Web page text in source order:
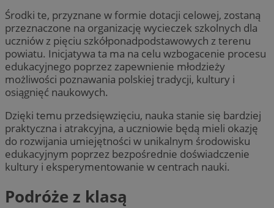
Środki te, przyznane w formie dotacji celowej, zostaną
przeznaczone na organizację wycieczek szkolnych dla
uczniów z pięciu szkółponadpodstawowych z terenu
powiatu. Inicjatywa ta ma na celu wzbogacenie procesu
edukacyjnego poprzez zapewnienie młodzieży
możliwości poznawania polskiej tradycji, kultury i
osiągnięć naukowych.
Dzięki temu przedsięwzięciu, nauka stanie się bardziej
praktyczna i atrakcyjna, a uczniowie będą mieli okazję
do rozwijania umiejętności w unikalnym środowisku
edukacyjnym poprzez bezpośrednie doświadczenie
kultury i eksperymentowanie w centrach nauki.
Podróże z klasą